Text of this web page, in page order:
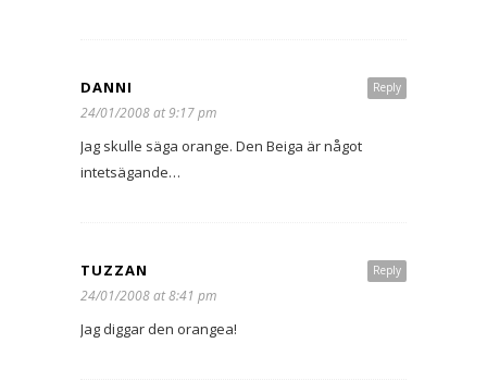
Reply
DANNI
24/01/2008 at 9:17 pm
Jag skulle säga orange. Den Beiga är något
intetsägande…
Reply
TUZZAN
24/01/2008 at 8:41 pm
Jag diggar den orangea!